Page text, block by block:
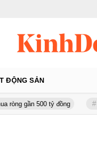
ĐỘNG SẢN
tỷ đồng Vinhomes